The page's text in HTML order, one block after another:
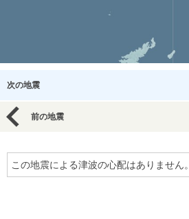
次の地震
前の地震
この地震による津波の心配はありません。